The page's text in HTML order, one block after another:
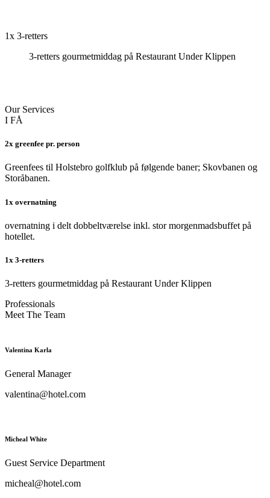
1x 3-retters
3-retters gourmetmiddag på Restaurant Under Klippen
Our Services
I FÅ
2x greenfee pr. person
Greenfees til Holstebro golfklub på følgende baner; Skovbanen og
Storåbanen.
1x overnatning
overnatning i delt dobbeltværelse inkl. stor morgenmadsbuffet på
hotellet.
1x 3-retters
3-retters gourmetmiddag på Restaurant Under Klippen
Professionals
Meet The Team
Valentina Karla
General Manager
valentina@hotel.com
Micheal White
Guest Service Department
micheal@hotel.com